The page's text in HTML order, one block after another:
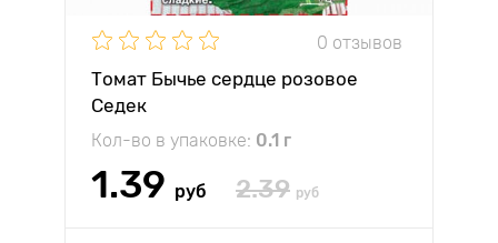
0 отзывов
Томат Бычье сердце розовое
Седек
Кол-во в упаковке: 0.1 г
1.39 руб 2.39 руб